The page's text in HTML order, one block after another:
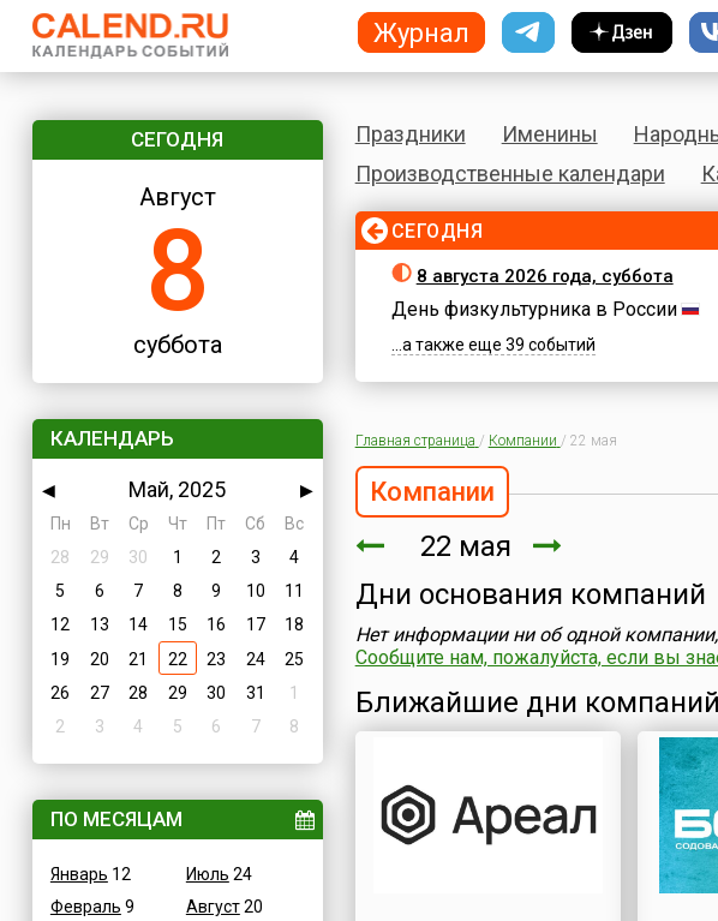
СЕГОДНЯ
Август
8
суббота
КАЛЕНДАРЬ
◀ Май, 2025
▶
Пн
Вт Ср Чт Пт Сб
Вс
28
29 30 1 2 3
4
5
6 7 8 9 10
11
12
13 14 15 16 17
18
19
20 21 22 23 24
25
26
27 28 29 30 31
1
2
3 4 5 6 7 8
ПО МЕСЯЦАМ
Январь 12
Февраль 9
Июль 24
Август20
Праздники Именины
Производственные календари
СЕГОДНЯ
8 августа 2026 года, суббота
День физкультурника в России
...а также еще 39 событий
Главная страница / Компании / 22 мая
Компании
22 мая
Дни основания компаний
Нет информации ни об одной
Сообщите нам, пожалуйста, если вы
Ближайшие дни компаний
Журнал